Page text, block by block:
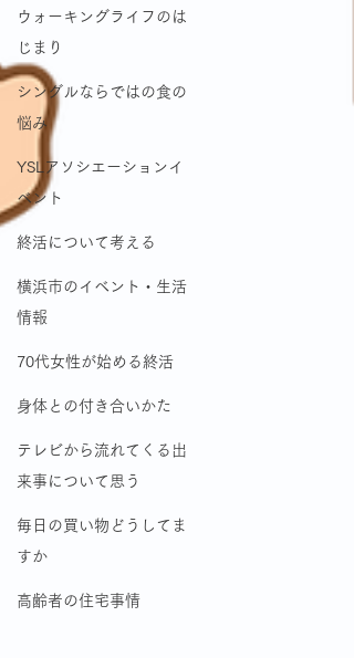
ウォーキングライフのは
じまり
シングルならではの食の
悩み
YSLアソシエーションイ
ベント
終活について考える
横浜市のイベント・生活
情報
70代女性が始める終活
身体との付き合いかた
テレビから流れてくる出
来事について思う
毎日の買い物どうしてま
すか
高齢者の住宅事情